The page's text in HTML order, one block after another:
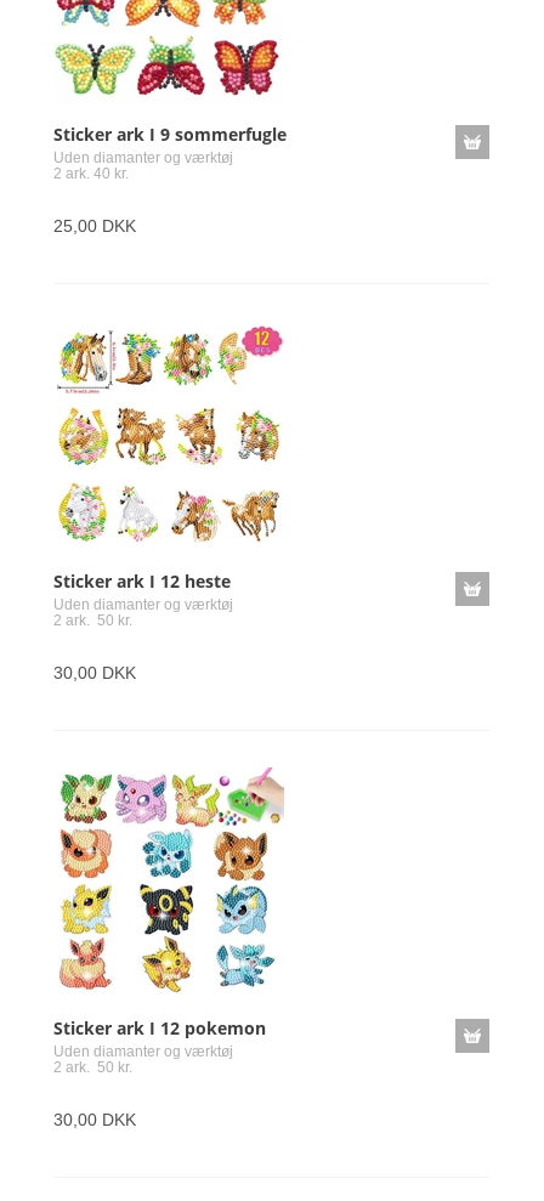
Sticker ark I 9 sommerfugle
Uden diamanter og værktøj
2 ark. 40 kr.
25,00 DKK
Sticker ark I 12 heste
Uden diamanter og værktøj
2 ark. 50 kr.
30,00 DKK
Sticker ark I 12 pokemon
Uden diamanter og værktøj
2 ark. 50 kr.
30,00 DKK